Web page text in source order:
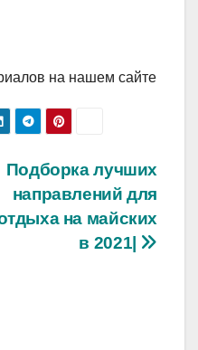
на нашем сайте
Подборка лучших
направлений для
на майских
в 2021|